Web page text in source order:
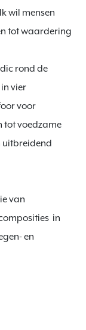
wil mensen
tot waardering
rond de
vier
voor
tot voedzame
uitbreidend
van
in
en